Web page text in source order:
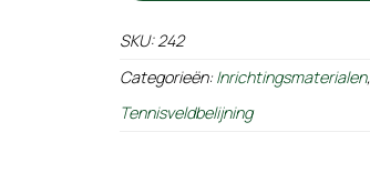
SKU:242
Categorieën:Inrichtingsmaterialen,
Tennisveldbelijning